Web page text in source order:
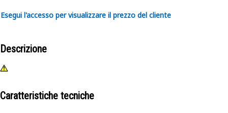
Esegui l'accesso per visualizzare il prezzo del cliente
Descrizione
Caratteristiche tecniche